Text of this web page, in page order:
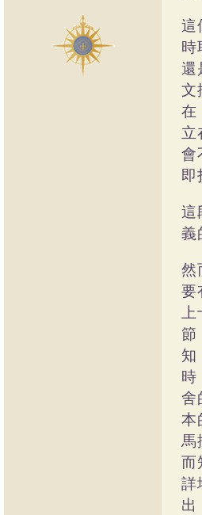
這
時
還
文
在
立
會
即
這
義
然
要
節
知
時
舍
本
馬
而
詳
出